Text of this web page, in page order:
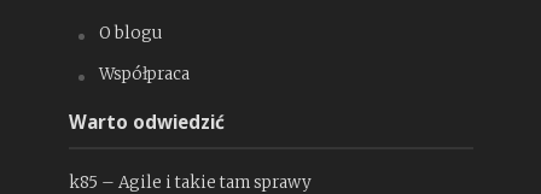
O blogu
Współpraca
Warto odwiedzić
k85 – Agile i takie tam sprawy